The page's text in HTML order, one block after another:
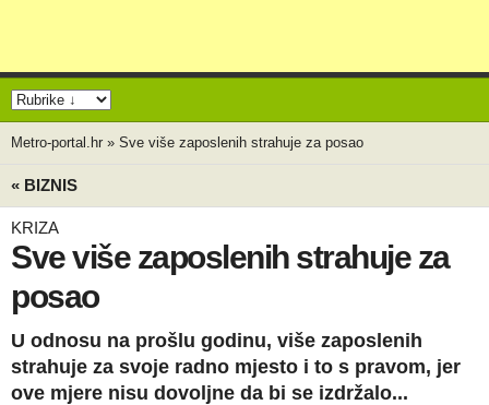
Metro-portal.hr » Sve više zaposlenih strahuje za posao
« BIZNIS
KRIZA
Sve više zaposlenih strahuje za
posao
U odnosu na prošlu godinu, više zaposlenih
strahuje za svoje radno mjesto i to s pravom, jer
ove mjere nisu dovoljne da bi se izdržalo...